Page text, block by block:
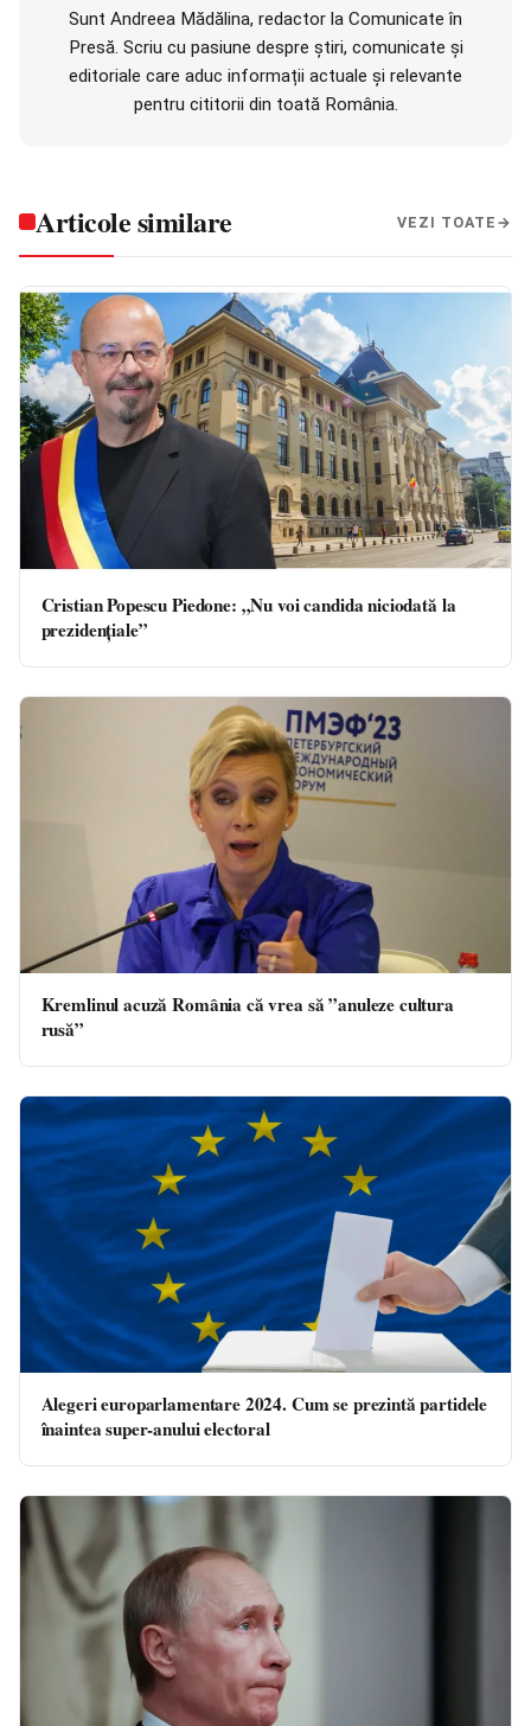
Sunt Andreea Mădălina, redactor la Comunicate în
Presă. Scriu cu pasiune despre știri, comunicate și
editoriale care aduc informații actuale și relevante
pentru cititorii din toată România.
Articole similare VEZI TOATE
Cristian Popescu Piedone: „Nu voi candida niciodată la
prezidenţiale”
Kremlinul acuză România că vrea să ”anuleze cultura
rusă”
Alegeri europarlamentare 2024. Cum se prezintă partidele
înaintea super-anului electoral